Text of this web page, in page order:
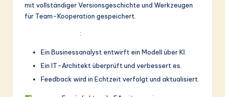
mit vollständiger Versionsgeschichte und Werkzeugen
für Team-Kooperation gespeichert.
:
Ein Businessanalyst entwirft ein Modell über KI.
Ein IT-Architekt überprüft und verbessert es.
Feedback wird in Echtzeit verfolgt und aktualisiert.